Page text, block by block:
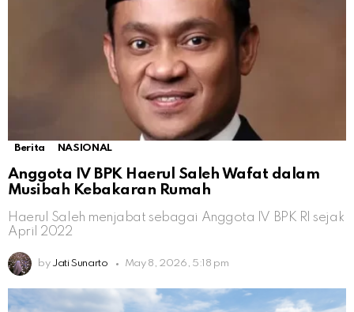
Berita NASIONAL
Anggota IV BPK Haerul Saleh Wafat dalam
Musibah Kebakaran Rumah
Haerul Saleh menjabat sebagai Anggota IV BPK RI sejak
April 2022
by Jati Sunarto May 8, 2026, 5:18 pm